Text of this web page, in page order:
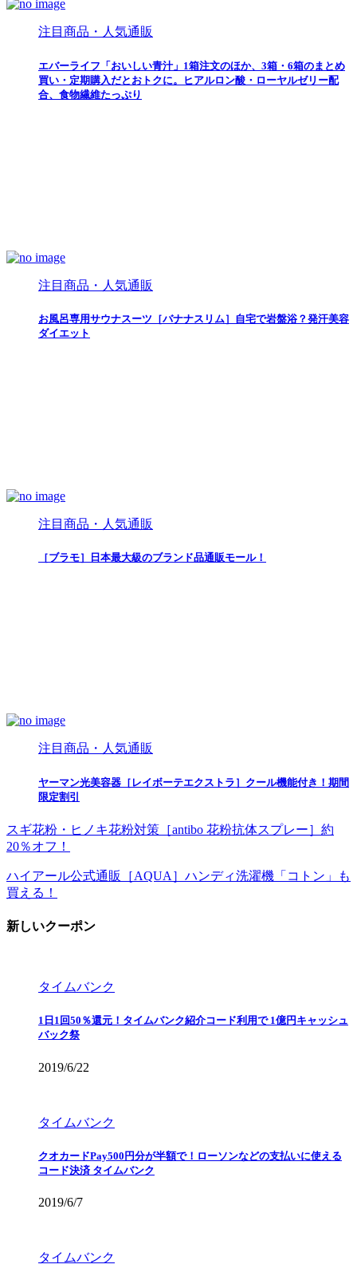
注目商品・人気通販
エバーライフ「おいしい青汁」1箱注文のほか、3箱・6箱のまとめ
買い・定期購入だとおトクに。ヒアルロン酸・ローヤルゼリー配
合、食物繊維たっぷり
注目商品・人気通販
お風呂専用サウナスーツ［バナナスリム］自宅で岩盤浴？発汗美容
ダイエット
注目商品・人気通販
［ブラモ］日本最大級のブランド品通販モール！
注目商品・人気通販
ヤーマン光美容器［レイボーテエクストラ］クール機能付き！期間
限定割引
スギ花粉・ヒノキ花粉対策［antibo 花粉抗体スプレー］約
20％オフ！
ハイアール公式通販［AQUA］ハンディ洗濯機「コトン」も
買える！
新しいクーポン
タイムバンク
1日1回50％還元！タイムバンク紹介コード利用で 1億円キャッシュ
バック祭
2019/6/22
タイムバンク
クオカードPay500円分が半額で！ローソンなどの支払いに使える
コード決済 タイムバンク
2019/6/7
タイムバンク